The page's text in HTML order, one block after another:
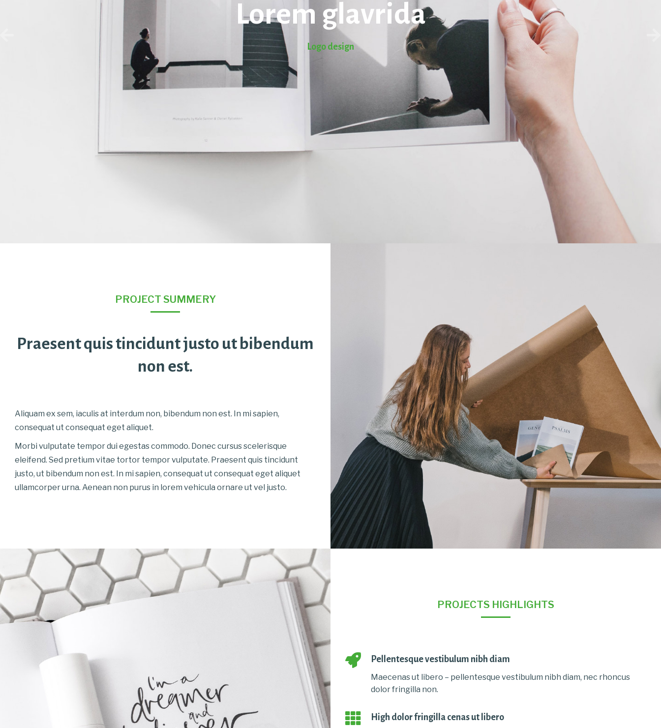
Lorem glavrida
Logo design
PROJECT SUMMERY
Praesent quis tincidunt justo ut bibendum
non est.
Aliquam ex sem, iaculis at interdum non, bibendum non est. In mi sapien,
consequat ut consequat eget aliquet.
Morbi vulputate tempor dui egestas commodo. Donec cursus scelerisque
eleifend. Sed pretium vitae tortor tempor vulputate. Praesent quis tincidunt
justo, ut bibendum non est. In mi sapien, consequat ut consequat eget aliquet
ullamcorper urna. Aenean non purus in lorem vehicula ornare ut vel justo.
PROJECTS HIGHLIGHTS
Pellentesque vestibulum nibh diam
Maecenas ut libero – pellentesque vestibulum nibh diam, nec rhoncus
dolor fringilla non.
High dolor fringilla cenas ut libero